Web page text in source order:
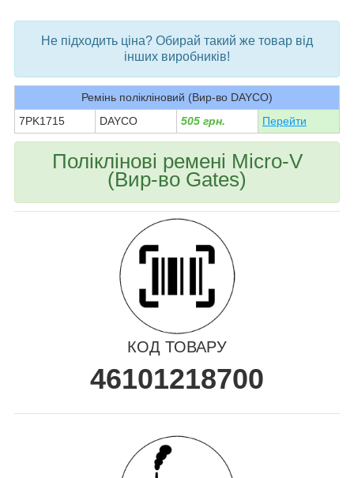
Не підходить ціна? Обирай такий же товар від
інших виробників!
Ремінь полікліновий (Вир-во DAYCO)
7PK1715
DAYCO 505 грн. Перейти
Поліклінові ремені Micro-V
(Вир-во Gates)
КОД ТОВАРУ
46101218700